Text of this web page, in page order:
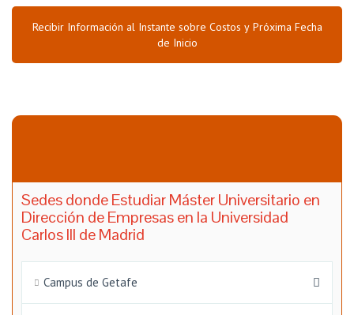
Recibir Información al Instante sobre Costos y Próxima Fecha
de Inicio
Sedes donde Estudiar Máster Universitario en
Dirección de Empresas en la Universidad
Carlos III de Madrid
Campus de Getafe